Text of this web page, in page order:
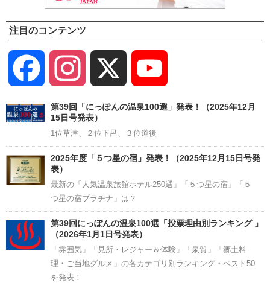
注目のコンテンツ
Facebook Instagram
Channel
第39回「にっぽんの温泉100選」発表！（2025年12月
15日号発表）
1位草津、２位下呂、３位道後
2025年度「５つ星の宿」発表！（2025年12月15日号発
表）
最新の「人気温泉旅館ホテル250選」「５つ星の宿」「５
つ星の宿プラチナ」は？
第39回にっぽんの温泉100選「投票理由別ランキング 」
（2026年1月1日号発表）
「雰囲気」「見所・レジャー＆体験」「泉質」「郷土料
理・ご当地グルメ」の各カテゴリ別ランキング・ベスト50
を発表！